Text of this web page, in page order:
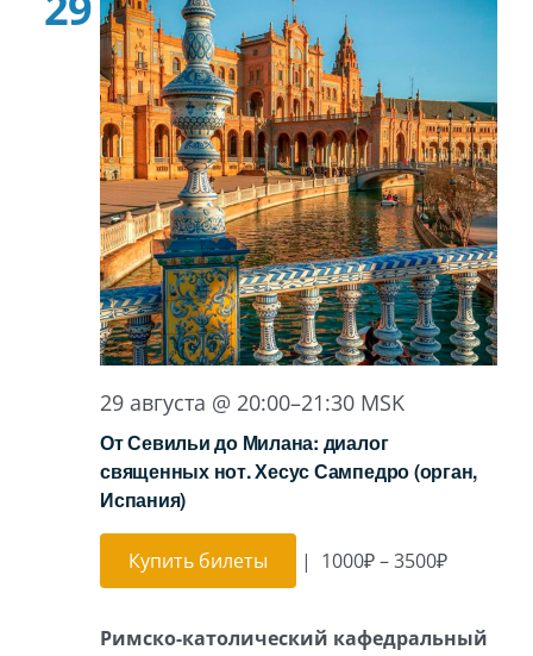
29 августа @ 20:00–21:30 MSK
От Севильи до Милана: диалог
священных нот. Хесус Сампедро (орган,
Испания)
Купить билеты | 1000₽ – 3500₽
Римско-католический кафедральный